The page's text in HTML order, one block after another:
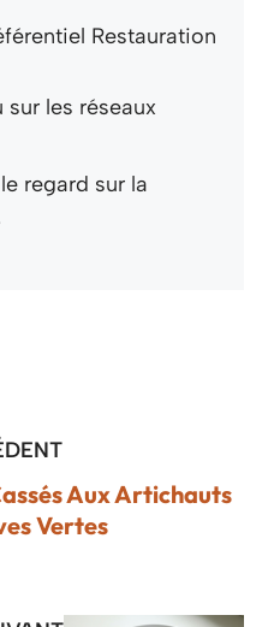
Restauration
les réseaux
regard sur la
Aux Artichauts
Vertes